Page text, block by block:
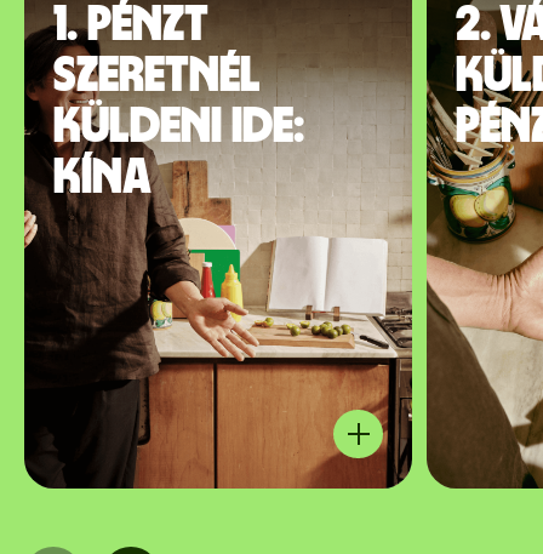
1. Pénzt
szeretnél
küldeni ide:
Kína
2.